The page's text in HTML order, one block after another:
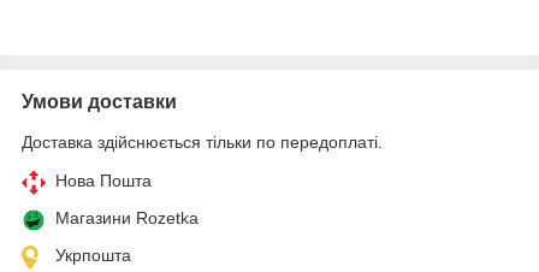
Умови доставки
Доставка здійснюється тільки по передоплаті.
Нова Пошта
Магазини Rozetka
Укрпошта